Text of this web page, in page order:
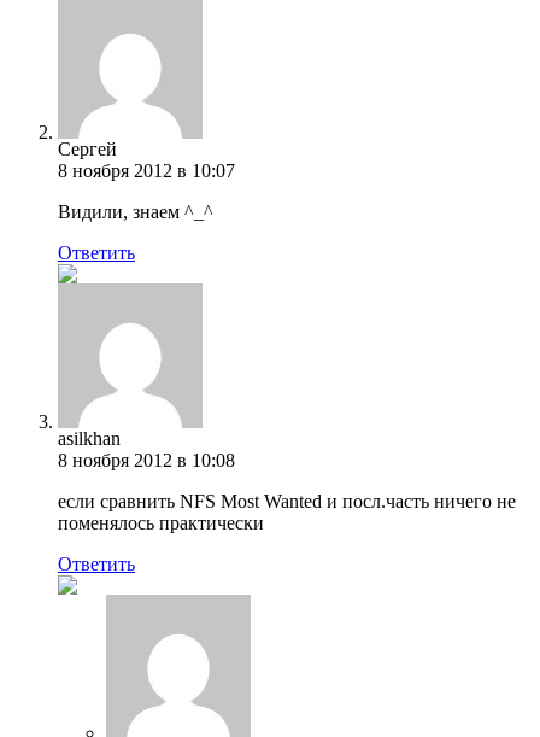
Сергей
8 ноября 2012 в 10:07
Видили, знаем ^_^
Ответить
asilkhan
8 ноября 2012 в 10:08
если сравнить NFS Most Wanted и посл.часть ничего не
поменялось практически
Ответить